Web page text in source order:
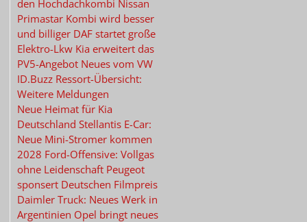
den Hochdachkombi Nissan
Primastar Kombi wird besser
und billiger DAF startet große
Elektro-Lkw Kia erweitert das
PV5-Angebot Neues vom VW
ID.Buzz Ressort-Übersicht:
Weitere Meldungen
Neue Heimat für Kia
Deutschland Stellantis E-Car:
Neue Mini-Stromer kommen
2028 Ford-Offensive: Vollgas
ohne Leidenschaft Peugeot
sponsert Deutschen Filmpreis
Daimler Truck: Neues Werk in
Argentinien Opel bringt neues